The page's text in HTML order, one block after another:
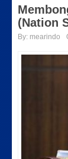
(Nation
By: mearindo